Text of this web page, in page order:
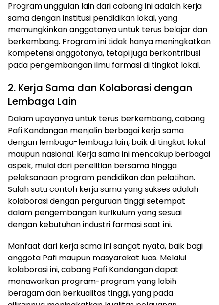
Program unggulan lain dari cabang ini adalah kerja
sama dengan institusi pendidikan lokal, yang
memungkinkan anggotanya untuk terus belajar dan
berkembang. Program ini tidak hanya meningkatkan
kompetensi anggotanya, tetapi juga berkontribusi
pada pengembangan ilmu farmasi di tingkat lokal.
2. Kerja Sama dan Kolaborasi dengan
Lembaga Lain
Dalam upayanya untuk terus berkembang, cabang
Pafi Kandangan menjalin berbagai kerja sama
dengan lembaga-lembaga lain, baik di tingkat lokal
maupun nasional. Kerja sama ini mencakup berbagai
aspek, mulai dari penelitian bersama hingga
pelaksanaan program pendidikan dan pelatihan.
Salah satu contoh kerja sama yang sukses adalah
kolaborasi dengan perguruan tinggi setempat
dalam pengembangan kurikulum yang sesuai
dengan kebutuhan industri farmasi saat ini.
Manfaat dari kerja sama ini sangat nyata, baik bagi
anggota Pafi maupun masyarakat luas. Melalui
kolaborasi ini, cabang Pafi Kandangan dapat
menawarkan program-program yang lebih
beragam dan berkualitas tinggi, yang pada